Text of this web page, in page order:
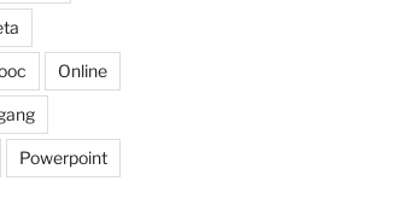
Online
Powerpoint